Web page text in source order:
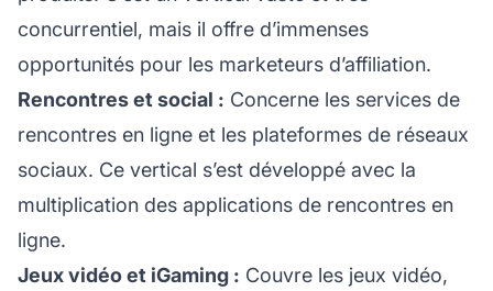
concurrentiel, mais il offre d’immenses
opportunités pour les marketeurs d’affiliation.
Rencontres et social : Concerne les services de
rencontres en ligne et les plateformes de réseaux
sociaux. Ce vertical s’est développé avec la
multiplication des applications de rencontres en
ligne.
Jeux vidéo et iGaming : Couvre les jeux vidéo,